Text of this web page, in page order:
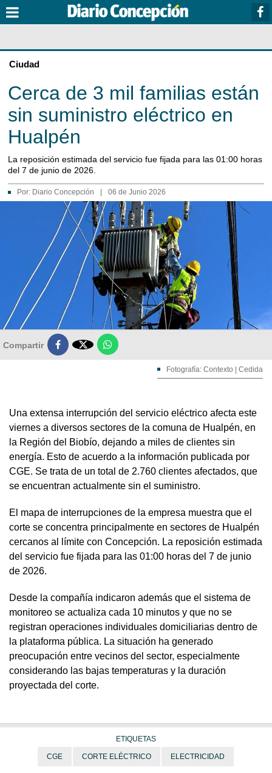
Ciudad
Cerca de 3 mil familias están
sin suministro eléctrico en
Hualpén
La reposición estimada del servicio fue fijada para las 01:00 horas
del 7 de junio de 2026.
Por: Diario Concepción 06 de Junio 2026
Compartir 
Fotografía: Contexto | Cedida
Una extensa interrupción del servicio eléctrico afecta este
viernes a diversos sectores de la comuna de Hualpén, en
la Región del Biobío, dejando a miles de clientes sin
energía. Esto de acuerdo a la información publicada por
CGE. Se trata de un total de 2.760 clientes afectados, que
se encuentran actualmente sin el suministro.
El mapa de interrupciones de la empresa muestra que el
corte se concentra principalmente en sectores de Hualpén
cercanos al límite con Concepción. La reposición estimada
del servicio fue fijada para las 01:00 horas del 7 de junio
de 2026.
Desde la compañía indicaron además que el sistema de
monitoreo se actualiza cada 10 minutos y que no se
registran operaciones individuales domiciliarias dentro de
la plataforma pública. La situación ha generado
preocupación entre vecinos del sector, especialmente
considerando las bajas temperaturas y la duración
proyectada del corte.
ETIQUETAS
CGE CORTE ELÉCTRICO ELECTRICIDAD